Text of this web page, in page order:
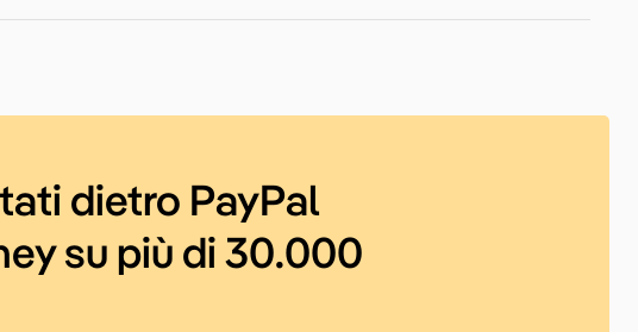
dietro PayPal
su più di 30.000